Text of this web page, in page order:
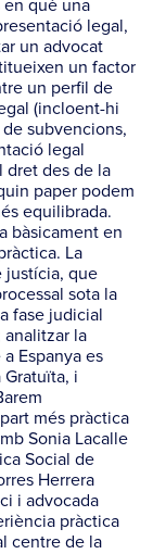
en què una
legal,
un advocat
un factor
un perfil de
(incloent-hi
subvencions,
legal
dret des de la
paper podem
equilibrada.
bàsicament en
La
justícia, que
sota la
fase judicial
analitzar la
Espanya es
Gratuïta, i
més pràctica
Sonia Lacalle
Social de
Herrera
i advocada
pràctica
centre de la